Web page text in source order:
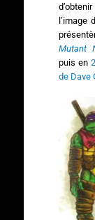
Mutant
puis en
de Dave